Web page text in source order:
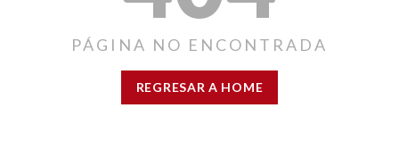
PÁGINA NO ENCONTRADA
REGRESAR A HOME